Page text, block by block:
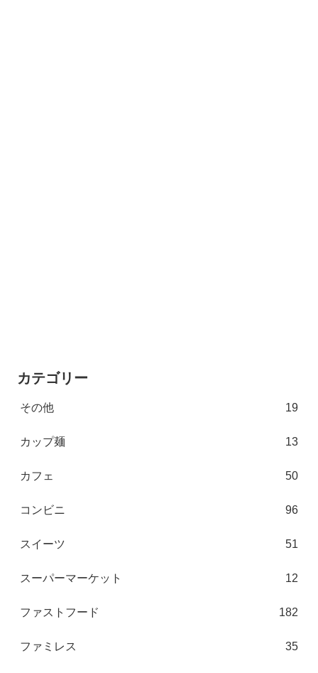
カテゴリー
その他 19
カップ麺 13
カフェ 50
コンビニ 96
スイーツ 51
スーパーマーケット 12
ファストフード 182
ファミレス 35